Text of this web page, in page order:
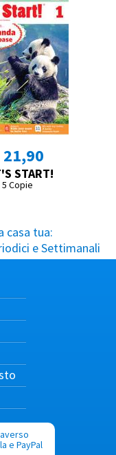
21,90
START!
5 Copie
casa tua:
e Settimanali
e PayPal